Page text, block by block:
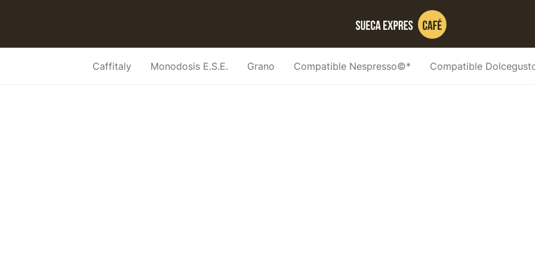
Caffitaly Monodosis E.S.E. Grano Compatible Nespresso©* Compatible